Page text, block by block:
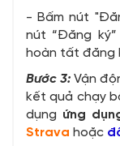
- Bấm nút
nút “Đăng
hoàn tất đăng
Bước 3:Vận
kết quả chạy
dụng ứng
Strava hoặc